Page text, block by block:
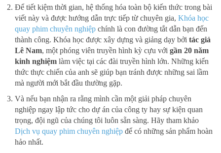
Để tiết kiệm thời gian, hệ thống hóa toàn bộ kiến thức trong bài
viết này và được hướng dẫn trực tiếp từ chuyên gia, Khóa học
quay phim chuyên nghiệp chính là con đường tắt dẫn bạn đến
thành công. Khóa học được xây dựng và giảng dạy bởi tác giả
Lê Nam, một phóng viên truyền hình kỳ cựu với gần 20 năm
kinh nghiệm làm việc tại các đài truyền hình lớn. Những kiến
thức thực chiến của anh sẽ giúp bạn tránh được những sai lầm
mà người mới bắt đầu thường gặp.
Và nếu bạn nhận ra rằng mình cần một giải pháp chuyên
nghiệp ngay lập tức cho dự án của công ty hay sự kiện quan
trọng, đội ngũ của chúng tôi luôn sẵn sàng. Hãy tham khảo
Dịch vụ quay phim chuyên nghiệp để có những sản phẩm hoàn
hảo nhất.